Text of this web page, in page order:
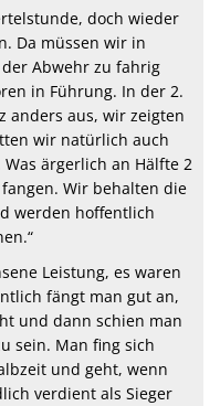
doch wieder
Da müssen wir in
Abwehr zu fahrig
in Führung. In der 2.
anders aus, wir zeigten
wir natürlich auch
ärgerlich an Hälfte 2
Wir behalten die
werden hoffentlich
Leistung, es waren
fängt man gut an,
und dann schien man
sein. Man fing sich
und geht, wenn
verdient als Sieger